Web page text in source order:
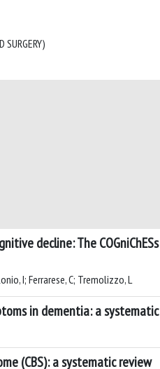
SURGERY)
decline: The
I; Ferrarese, C; Tremolizzo, L
in dementia: a
(CBS): a systematic review